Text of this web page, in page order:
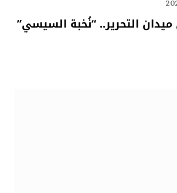
ميدان التحرير.. “نُخبة السيسي”